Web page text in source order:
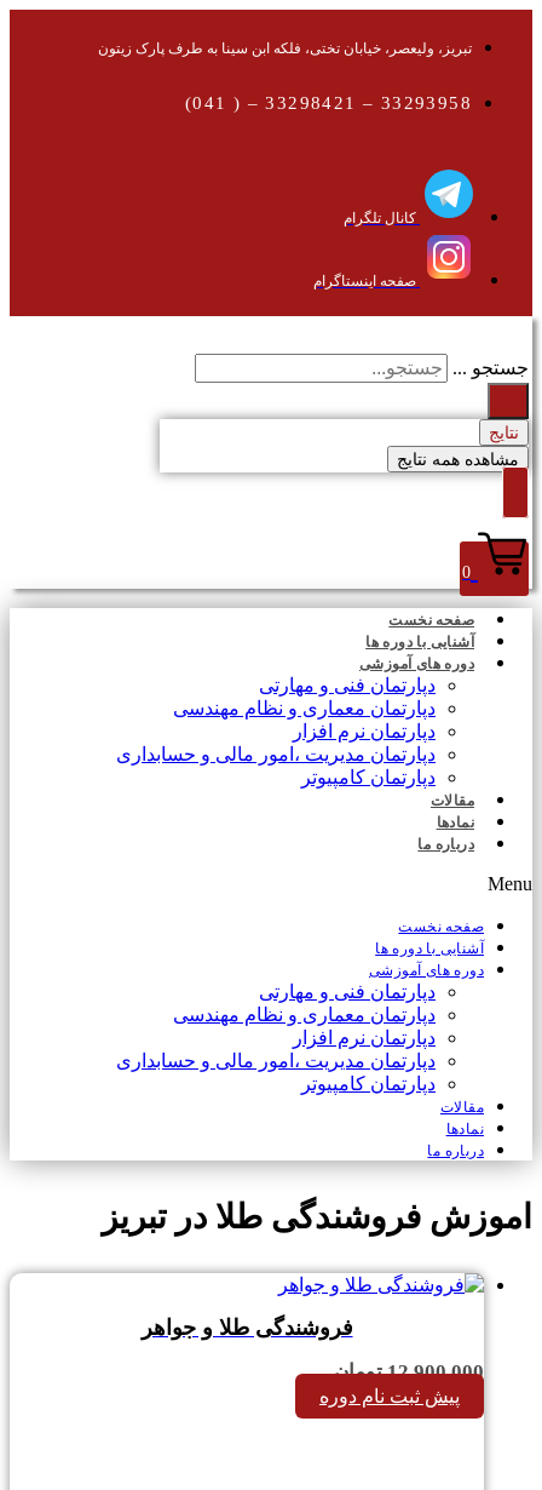
تبریز، ولیعصر، خیابان تختی، فلکه ابن سینا به طرف پارک زیتون
33293958 – 33298421 – ( 041)
کانال تلگرام
صفحه اینستاگرام
جستجو ...
نتایج
مشاهده همه نتایج
0
صفحه نخست
آشنایی با دوره ها
دوره های آموزشی
دپارتمان فنی و مهارتی
دپارتمان معماری و نظام مهندسی
دپارتمان نرم افزار
دپارتمان مدیریت ،امور مالی و حسابداری
دپارتمان کامپیوتر
مقالات
نمادها
درباره ما
Menu
صفحه نخست
آشنایی با دوره ها
دوره های آموزشی
دپارتمان فنی و مهارتی
دپارتمان معماری و نظام مهندسی
دپارتمان نرم افزار
دپارتمان مدیریت ،امور مالی و حسابداری
دپارتمان کامپیوتر
مقالات
نمادها
درباره ما
اموزش فروشندگی طلا در تبریز
فروشندگی طلا و جواهر
12,900,000 تومان
پیش ثبت نام دوره